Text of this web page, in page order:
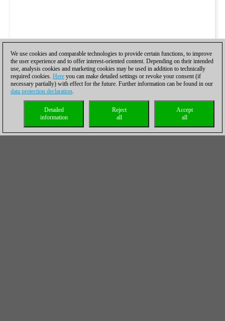
We use cookies and comparable technologies to provide certain functions, to improve
the user experience and to offer interest-oriented content. Depending on their intended
use, analysis cookies and marketing cookies may be used in addition to technically
required cookies. Here you can make detailed settings or revoke your consent (if
necessary partially) with effect for the future. Further information can be found in our
data protection declaration.
Accept
all
Reject
all
Detailed
information